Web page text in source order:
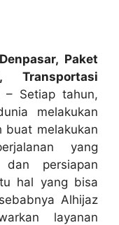
Paket
Transportasi
– Setiap tahun,
melakukan
buat melakukan
yang
dan persiapan
hal yang bisa
Alhijaz
layanan